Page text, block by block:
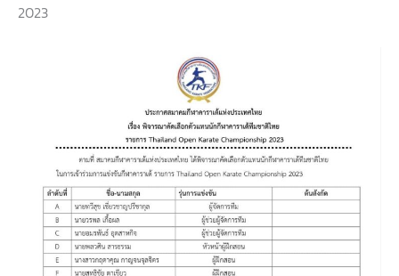
2023